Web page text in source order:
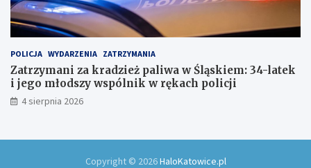
POLICJA WYDARZENIA ZATRZYMANIA
Zatrzymani za kradzież paliwa w Śląskiem: 34-latek
i jego młodszy wspólnik w rękach policji
4 sierpnia 2026
Copyright © 2026HaloKatowice.pl